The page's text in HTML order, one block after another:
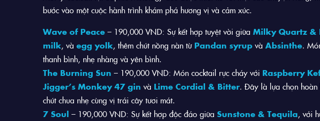
bước vào một cuộc hành trình khám phá hương vị và cảm xúc.
Wave of Peace – 190,000 VND: Sự kết hợp tuyệt vời giữa Milky Quartz &
milk, và egg yolk, thêm chút nồng nàn từ Pandan syrup và Absinthe.
thanh bình, nhẹ nhàng và yên bình.
The Burning Sun – 190,000 VND: Món cocktail rực cháy với Raspberry
Jigger’s Monkey 47 gin và Lime Cordial & Bitter. Đây là lựa chọn hoàn
chút chua nhẹ cùng vị trái cây tươi mát.
7 Soul – 190,000 VND: Sự kết hợp độc đáo giữa Sunstone & Tequila, với